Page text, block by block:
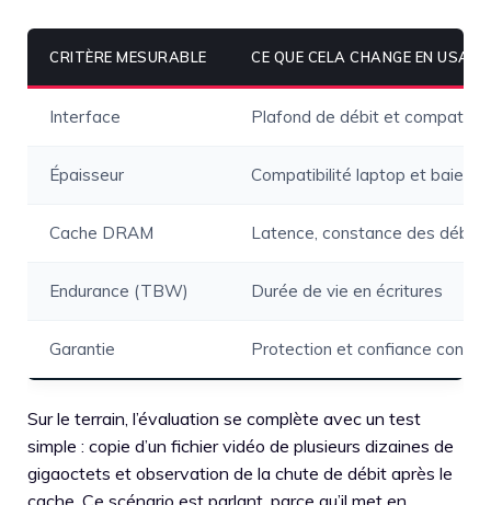
CRITÈRE MESURABLE CE QUE CELA CHANGE EN USAGE
Interface Plafond de débit et
Épaisseur Compatibilité laptop et baies
Cache DRAM Latence, constance des débits
Endurance (TBW) Durée de vie en écritures
Garantie Protection et confiance
Sur le terrain, l’évaluation se complète avec un test
simple : copie d’un fichier vidéo de plusieurs dizaines de
gigaoctets et observation de la chute de débit après le
cache. Ce scénario est parlant, parce qu’il met en